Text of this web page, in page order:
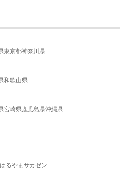
東京都神奈川県
和歌山県
宮崎県鹿児島県沖縄県
はるやま サカゼン